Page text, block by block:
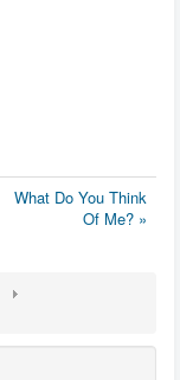
What Do You Think
Of Me? »